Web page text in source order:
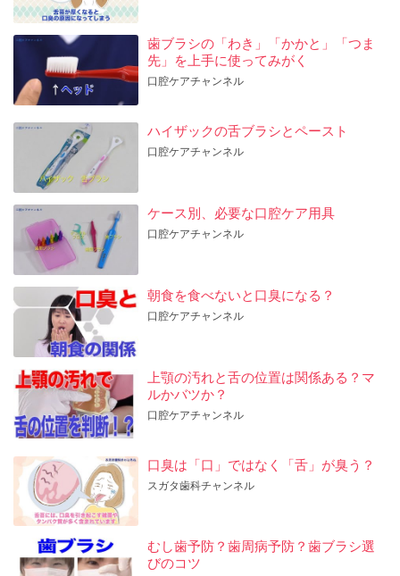
歯ブラシの「わき」「かかと」「つま
先」を上手に使ってみがく
口腔ケアチャンネル
ハイザックの舌ブラシとペースト
口腔ケアチャンネル
ケース別、必要な口腔ケア用具
口腔ケアチャンネル
朝食を食べないと口臭になる？
口腔ケアチャンネル
上顎の汚れと舌の位置は関係ある？マ
ルかバツか？
口腔ケアチャンネル
口臭は「口」ではなく「舌」が臭う？
スガタ歯科チャンネル
むし歯予防？歯周病予防？歯ブラシ選
びのコツ